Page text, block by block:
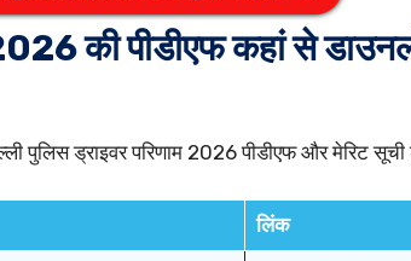
की पीडीएफ कहां से
पुलिस ड्राइवर परिणाम 2026 पीडीएफ और मेरिट
लिंक